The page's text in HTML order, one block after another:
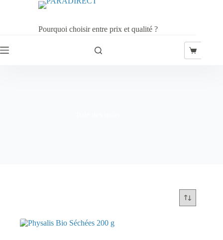
Pourquoi choisir entre prix et qualité ?
Panier